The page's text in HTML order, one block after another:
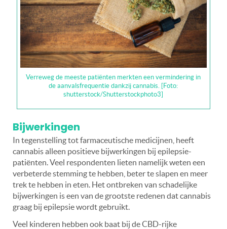
Verreweg de meeste patiënten merkten een vermindering in
de aanvalsfrequentie dankzij cannabis. [Foto:
shutterstock/Shutterstockphoto3]
Bijwerkingen
In tegenstelling tot farmaceutische medicijnen, heeft
cannabis alleen positieve bijwerkingen bij epilepsie-
patiënten. Veel respondenten lieten namelijk weten een
verbeterde stemming te hebben, beter te slapen en meer
trek te hebben in eten. Het ontbreken van schadelijke
bijwerkingen is een van de grootste redenen dat cannabis
graag bij epilepsie wordt gebruikt.
Veel kinderen hebben ook baat bij de CBD-rijke